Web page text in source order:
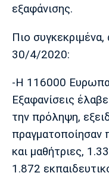
εξαφάνισης.
Πιο
30/4/2020:
-Η 116000
Εξαφανίσεις
την πρόληψη,
πραγματοποίησαν
και μαθήτριες,
1.872